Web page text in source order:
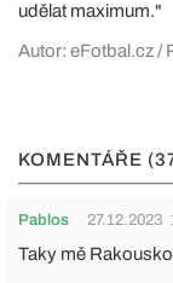
udělat maximum."
Autor: eFotbal.cz /
KOMENTÁŘE
Pablos 27.12.2023
Taky mě